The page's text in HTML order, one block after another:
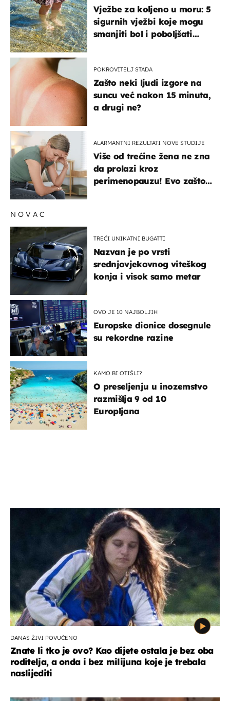
Vježbe za koljeno u moru: 5
sigurnih vježbi koje mogu
smanjiti bol i poboljšati
POKROVITELJ STADA
Zašto neki ljudi izgore na
suncu već nakon 15 minuta,
a drugi ne?
ALARMANTNI REZULTATI NOVE STUDIJE
Više od trećine žena ne zna
da prolazi kroz
perimenopauzu! Evo zašto
NOVAC
TREĆI UNIKATNI BUGATTI
Nazvan je po vrsti
srednjovjekovnog viteškog
konja i visok samo metar
OVO JE 10 NAJBOLJIH
Europske dionice dosegnule
su rekordne razine
KAMO BI OTIŠLI?
O preseljenju u inozemstvo
razmišlja 9 od 10
Europljana
DANAS ŽIVI POVUČENO
Znate li tko je ovo? Kao dijete ostala je bez oba
roditelja, a onda i bez milijuna koje je trebala
naslijediti